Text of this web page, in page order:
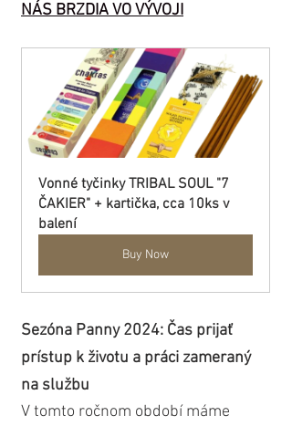
NÁS BRZDIA VO VÝVOJI
Vonné tyčinky TRIBAL SOUL "7
ČAKIER" + kartička, cca 10ks v
balení
Buy Now
Sezóna Panny 2024: Čas prijať
prístup k životu a práci zameraný
na službu
V tomto ročnom období máme